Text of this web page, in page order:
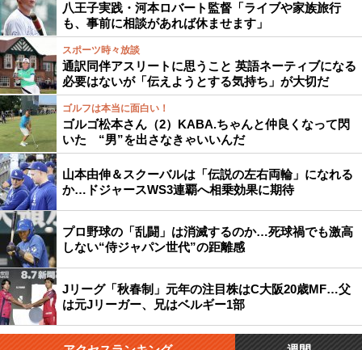
八王子実践・河本ロバート監督「ライブや家族旅行
も、事前に相談があれば休ませます」
スポーツ時々放談
通訳同伴アスリートに思うこと 英語ネーティブになる
必要はないが「伝えようとする気持ち」が大切だ
ゴルフは本当に面白い！
ゴルゴ松本さん（2）KABA.ちゃんと仲良くなって閃
いた “男”を出さなきゃいいんだ
山本由伸＆スクーバルは「伝説の左右両輪」になれる
か…ドジャースWS3連覇へ相乗効果に期待
プロ野球の「乱闘」は消滅するのか…死球禍でも激高
しない“侍ジャパン世代”の距離感
Jリーグ「秋春制」元年の注目株はC大阪20歳MF…父
は元Jリーガー、兄はベルギー1部